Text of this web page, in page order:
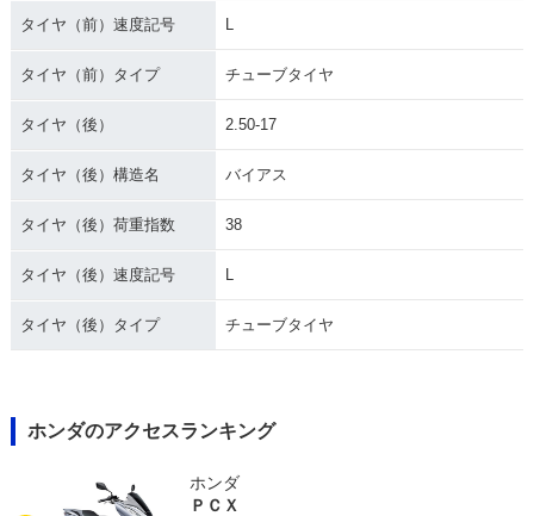
タイヤ（前）速度記号 L
タイヤ（前）タイプ チューブタイヤ
タイヤ（後） 2.50-17
タイヤ（後）構造名 バイアス
タイヤ（後）荷重指数 38
タイヤ（後）速度記号 L
タイヤ（後）タイプ チューブタイヤ
ホンダのアクセスランキング
ホンダ
ＰＣＸ